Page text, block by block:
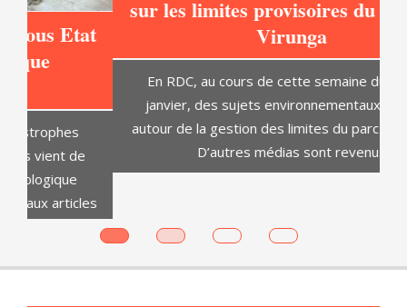
Virunga
En RDC, au cours de cette semaine du 8 au 14
janvier, des sujets environnementaux tournent
autour de la gestion des limites du parc de Virunga.
D’autres médias sont revenus